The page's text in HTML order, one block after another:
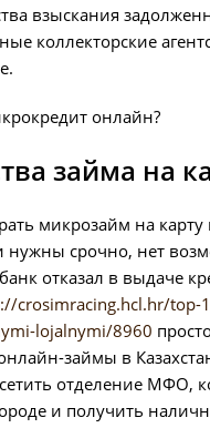
взыскания
коллекторские
займа на
микрозайм на карту
нужны срочно, нет
отказал в выдаче
crosimracing.hcl.hr/top-
lojalnymi/8960
займы в
отделение МФО,
и получить